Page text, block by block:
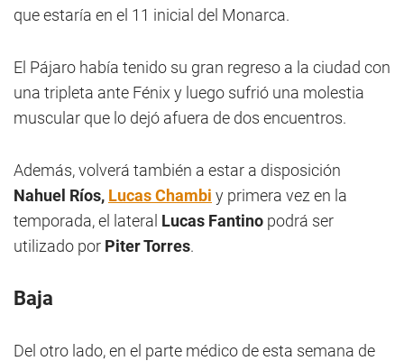
que estaría en el 11 inicial del Monarca.
El Pájaro había tenido su gran regreso a la ciudad con
una tripleta ante Fénix y luego sufrió una molestia
muscular que lo dejó afuera de dos encuentros.
Además, volverá también a estar a disposición
Nahuel Ríos, Lucas Chambi y primera vez en la
temporada, el lateral Lucas Fantino podrá ser
utilizado por Piter Torres.
Baja
Del otro lado, en el parte médico de esta semana de